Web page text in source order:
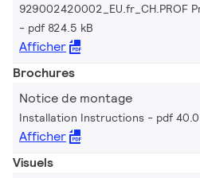
929002420002_EU.fr_CH.PROF
pdf 824.5 kB
Afficher
Brochures
Notice de montage
Installation Instructions pdf
Afficher
Visuels